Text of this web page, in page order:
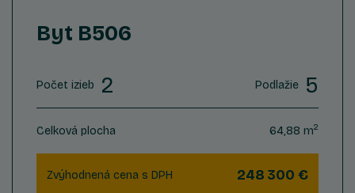
Byt B506
Počet izieb 2 Podlažie 5
Celková plocha 64,88 m2
Zvýhodnená cena s DPH 248 300 €